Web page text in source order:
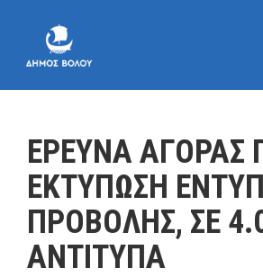
ΕΡΕΥΝΑ ΑΓΟΡΑΣ
ΕΚΤΥΠΩΣΗ
ΠΡΟΒΟΛΗΣ, ΣΕ
ΑΝΤΙΤΥΠΑ